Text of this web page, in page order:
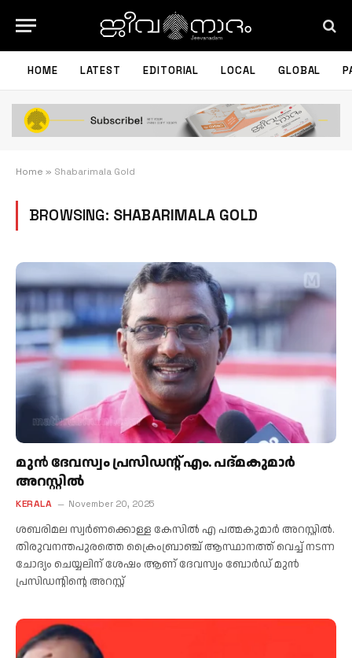
HOME LATEST EDITORIAL LOCAL GLOBAL
Home » Shabarimala Gold
BROWSING: SHABARIMALA GOLD
മുൻ ദേവസ്വം പ്രസിഡന്റ് എം. പദ്മകുമാർ
അറസ്റ്റിൽ
KERALA November 20, 2025
ശബരിമല സ്വര്‍ണക്കൊള്ള കേസില്‍ എ പത്മകുമാര്‍ അറസ്റ്റില്‍.
തിരുവനന്തപുരത്തെ ക്രൈംബ്രാഞ്ച് ആസ്ഥാനത്ത് വെച്ച് നടന്ന
ചോദ്യം ചെയ്യലിന് ശേഷം ആണ് ദേവസ്വം ബോര്‍ഡ് മുന്‍
പ്രസിഡന്റിന്റെ അറസ്റ്റ്